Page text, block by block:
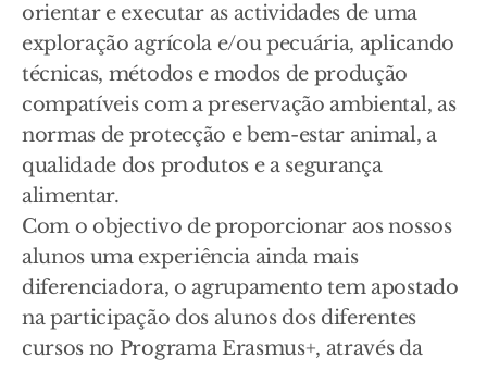
orientar e executar as actividades de uma
exploração agrícola e/ou pecuária, aplicando
técnicas, métodos e modos de produção
compatíveis com a preservação ambiental, as
normas de protecção e bem-estar animal, a
qualidade dos produtos e a segurança
alimentar.
Com o objectivo de proporcionar aos nossos
alunos uma experiência ainda mais
diferenciadora, o agrupamento tem apostado
na participação dos alunos dos diferentes
cursos no Programa Erasmus+, através da